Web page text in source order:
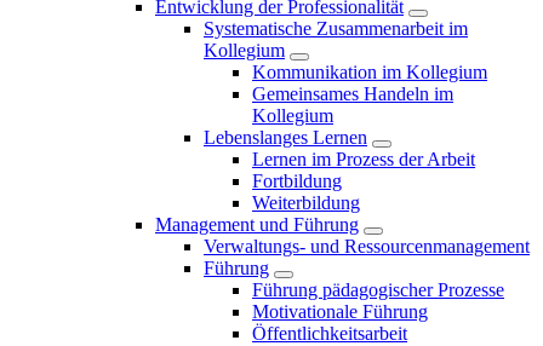
Entwicklung der Professionalität
Systematische Zusammenarbeit im
Kollegium
Kommunikation im Kollegium
Gemeinsames Handeln im
Kollegium
Lebenslanges Lernen
Lernen im Prozess der Arbeit
Fortbildung
Weiterbildung
Management und Führung
Verwaltungs- und Ressourcenmanagement
Führung
Führung pädagogischer Prozesse
Motivationale Führung
Öffentlichkeitsarbeit